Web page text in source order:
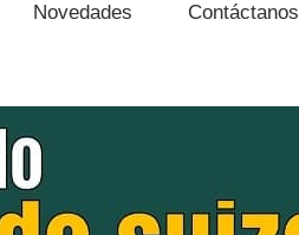
Novedades Contáctanos